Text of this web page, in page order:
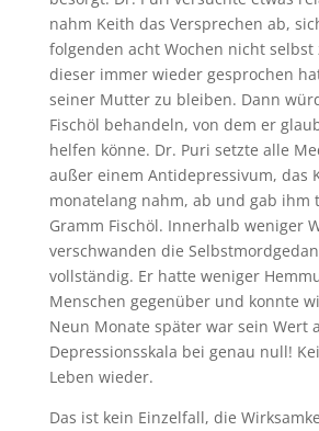
nahm Keith das Versprechen ab,
folgenden acht Wochen nicht selbst
dieser immer wieder gesprochen
seiner Mutter zu bleiben. Dann
Fischöl behandeln, von dem er
helfen könne. Dr. Puri setzte alle
außer einem Antidepressivum, das
monatelang nahm, ab und gab ihm
Gramm Fischöl. Innerhalb weniger
verschwanden die
vollständig. Er hatte weniger
Menschen gegenüber und konnte
Neun Monate später war sein Wert
Depressionsskala bei genau null!
Leben wieder.
Das ist kein Einzelfall, die